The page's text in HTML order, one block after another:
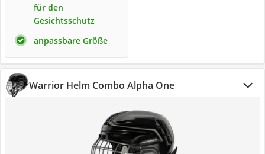
für den
Gesichtsschutz
anpassbare Größe
Warrior Helm Combo Alpha One